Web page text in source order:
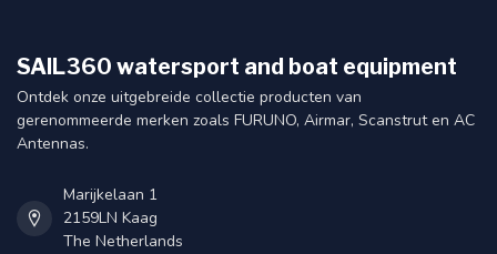
SAIL360 watersport and boat equipment
Ontdek onze uitgebreide collectie producten van
gerenommeerde merken zoals FURUNO, Airmar, Scanstrut en AC
Antennas.
Marijkelaan 1
2159LN Kaag
The Netherlands